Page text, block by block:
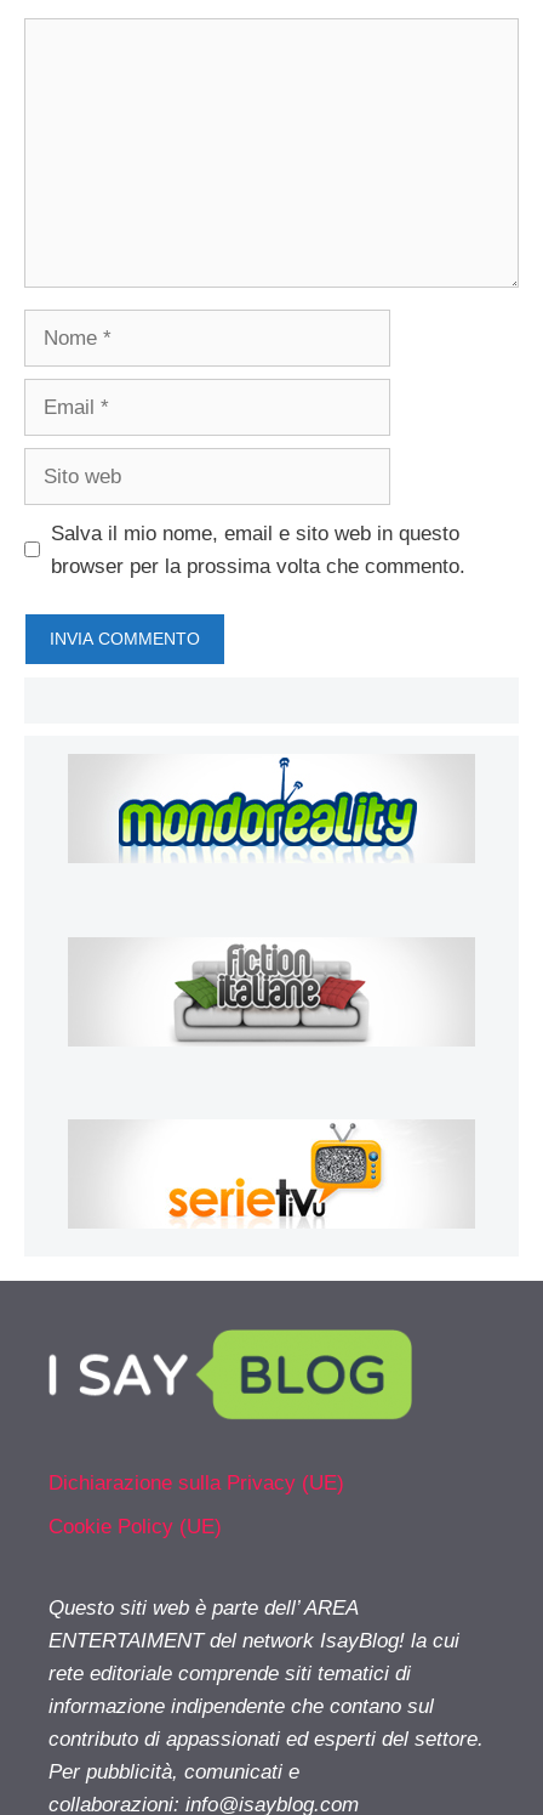
Nome
Email
Sito
Salva il mio nome, email e sito web in questo
browser per la prossima volta che commento.
Dichiarazione sulla Privacy (UE)
Cookie Policy (UE)
Questo siti web è parte dell’ AREA
ENTERTAIMENT del network IsayBlog! la cui
rete editoriale comprende siti tematici di
informazione indipendente che contano sul
contributo di appassionati ed esperti del settore.
Per pubblicità, comunicati e
collaborazioni: info@isayblog.com